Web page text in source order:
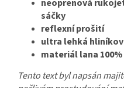
neoprenová
sáčky
reflexní prošití
ultra lehká
materiál lana
Tento text byl napsán